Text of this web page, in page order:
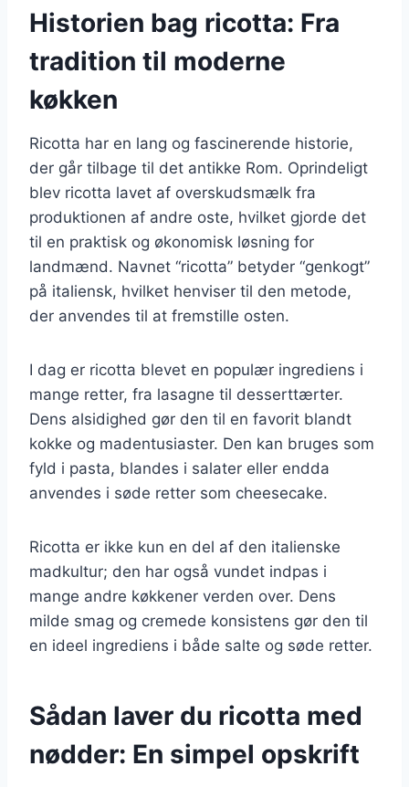
Historien bag ricotta: Fra
tradition til moderne
køkken
Ricotta har en lang og fascinerende historie,
der går tilbage til det antikke Rom. Oprindeligt
blev ricotta lavet af overskudsmælk fra
produktionen af andre oste, hvilket gjorde det
til en praktisk og økonomisk løsning for
landmænd. Navnet “ricotta” betyder “genkogt”
på italiensk, hvilket henviser til den metode,
der anvendes til at fremstille osten.
I dag er ricotta blevet en populær ingrediens i
mange retter, fra lasagne til desserttærter.
Dens alsidighed gør den til en favorit blandt
kokke og madentusiaster. Den kan bruges som
fyld i pasta, blandes i salater eller endda
anvendes i søde retter som cheesecake.
Ricotta er ikke kun en del af den italienske
madkultur; den har også vundet indpas i
mange andre køkkener verden over. Dens
milde smag og cremede konsistens gør den til
en ideel ingrediens i både salte og søde retter.
Sådan laver du ricotta med
nødder: En simpel opskrift